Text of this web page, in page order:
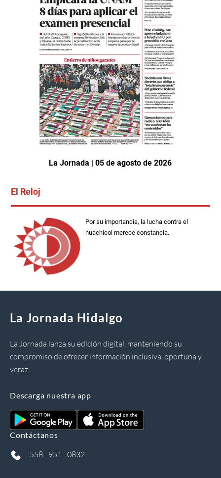
La Jornada | 05 de agosto de 2026
El Reloj
Por su importancia, la lucha contra el
huachicol merece constancia.
La Jornada Hidalgo
La Jornada lanza su edición digital, manteniendo su
compromiso de ofrecer información inclusiva, oportuna y
veraz.
Descarga nuestra app
Contáctanos
558 - 951 - 0832